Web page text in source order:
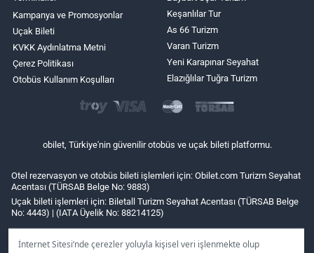
İnternet Sitesi’nde çerezler yoluyla kişisel veri işlenmekte olup
Kampanya ve Promosyonlar
Uçak Bileti
KVKK Aydınlatma Metni
Çerez Politikası
Otobüs Kullanım Koşulları
Keşanlılar Tur
As 66 Turizm
Varan Turizm
Yeni Karapınar Seyahat
Elazığlılar Tuğra Turizm
obilet, Türkiye'nin güvenilir otobüs ve uçak bileti platformu.
Otel rezervasyon ve otobüs bileti işlemleri için: Obilet.com Turizm Seyahat
Acentası (TÜRSAB Belge No: 9883)
Uçak bileti işlemleri için: Biletall Turizm Seyahat Acentası (TÜRSAB Belge
No: 4443) | (IATA Üyelik No: 88214125)